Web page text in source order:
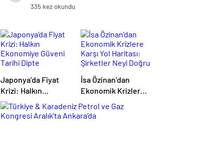
335 kez okundu
Japonya’da Fiyat
Krizi: Halkın
Ekonomiye Güveni
Tarihi Dipte
İsa Özinan’dan
Ekonomik Krizlere
Karşı Yol Haritası:
Şirketler Neyi